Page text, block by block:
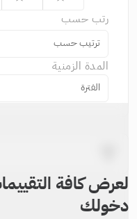
رتب حسب
ترتيب حسب
المدة الزمنية
الفترة
لعرض كافة
دخولك